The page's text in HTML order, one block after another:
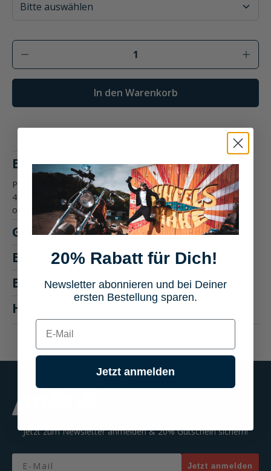
Produkt Anzahl: Gib den gewünschten
In den Warenkorb
Beschreibung
Produktbeschreibung: Ariete Faltenbälge 35cm für Ø35-
45mm Die Ariete Faltenbälge 35cm für Ø35-45mm bieten
optimalen Schutz u…Mehr
Größentabelle
Eigenschaften
Bewertungen
1
Hersteller "Ariete"
Jetzt zum Newsletter anmelden & 20% Gutschein sichern!
Email
Jetzt anmelden
20% Rabatt für Dich!
Newsletter abonnieren und bei Deiner
ersten Bestellung sparen.
E-mail
Jetzt anmelden